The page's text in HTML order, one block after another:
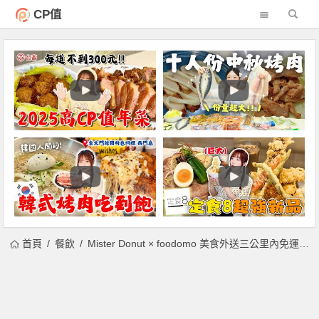
CP值
首頁 餐飲 Mister Donut × foodomo 美食外送三公里內免運費！foodpanda、Uber Eats 再推買十送十 波堤一個只要20元！